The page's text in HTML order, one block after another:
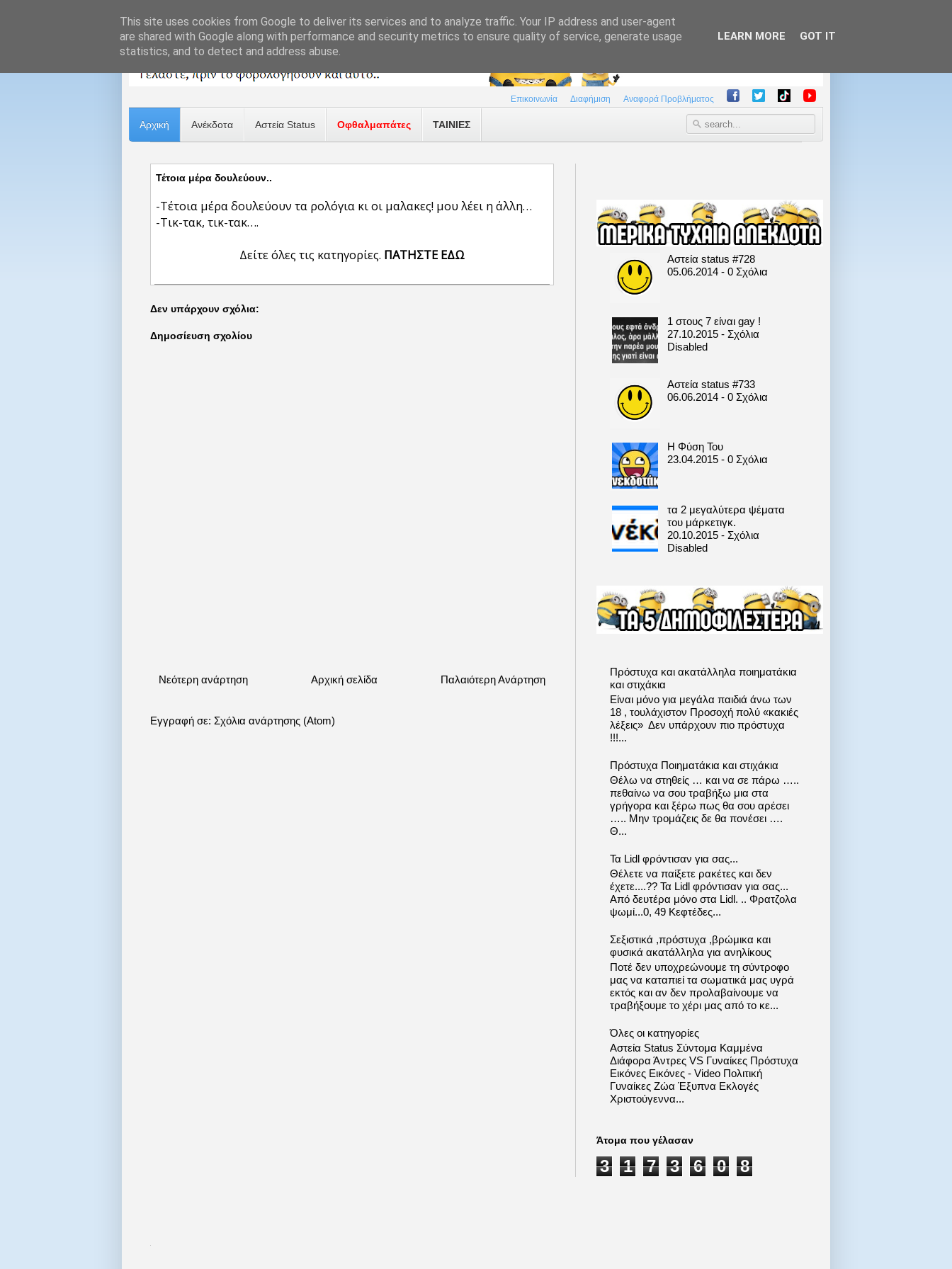
Επικοινωνία Διαφήμιση Αναφορά Προβλήματος
Αρχική Ανέκδοτα Αστεία Status Οφθαλμαπάτες ΤΑΙΝΙΕΣ
Τέτοια μέρα δουλεύουν..
-Τέτοια μέρα δουλεύουν τα ρολόγια κι οι μαλακες! μου λέει η άλλη…
-Τικ-τακ, τικ-τακ….
Δείτε όλες τις κατηγορίες. ΠΑΤΗΣΤΕ ΕΔΩ
Δεν υπάρχουν σχόλια:
Δημοσίευση σχολίου
Νεότερη ανάρτηση Παλαιότερη Ανάρτηση
Αρχική σελίδα
Εγγραφή σε: Σχόλια ανάρτησης (Atom)
Αστεία status #728
05.06.2014 - 0 Σχόλια
1 στους 7 είναι gay !
27.10.2015 - Σχόλια
Disabled
Αστεία status #733
06.06.2014 - 0 Σχόλια
Η Φύση Του
23.04.2015 - 0 Σχόλια
τα 2 μεγαλύτερα ψέματα
του μάρκετιγκ.
20.10.2015 - Σχόλια
Disabled
Πρόστυχα και ακατάλληλα ποιηματάκια
και στιχάκια
Είναι μόνο για μεγάλα παιδιά άνω των
18 , τουλάχιστον Προσοχή πολύ «κακιές
λέξεις» Δεν υπάρχουν πιο πρόστυχα
!!!...
Πρόστυχα Ποιηματάκια και στιχάκια
Θέλω να στηθείς … και να σε πάρω …..
πεθαίνω να σου τραβήξω μια στα
γρήγορα και ξέρω πως θα σου αρέσει
….. Μην τρομάζεις δε θα πονέσει ….
Θ...
Τα Lidl φρόντισαν για σας...
Θέλετε να παίξετε ρακέτες και δεν
έχετε....?? Τα Lidl φρόντισαν για σας...
Από δευτέρα μόνο στα Lidl. .. Φρατζολα
ψωμί...0, 49 Κεφτέδες...
Σεξιστικά ,πρόστυχα ,βρώμικα και
φυσικά ακατάλληλα για ανηλίκους
Ποτέ δεν υποχρεώνουμε τη σύντροφο
μας να καταπιεί τα σωματικά μας υγρά
εκτός και αν δεν προλαβαίνουμε να
τραβήξουμε το χέρι μας από το κε...
Όλες οι κατηγορίες
Αστεία Status Σύντομα Καμμένα
Διάφορα Άντρες VS Γυναίκες Πρόστυχα
Εικόνες Εικόνες - Video Πολιτική
Γυναίκες Ζώα Έξυπνα Εκλογές
Χριστούγεννα...
Άτομα που γέλασαν
3 1 7 3 6 0 8
This site uses cookies from Google to deliver its services and to analyze traffic. Your IP address and user-agent
are shared with Google along with performance and security metrics to ensure quality of service, generate usage
statistics, and to detect and address abuse.
LEARN MORE GOT IT